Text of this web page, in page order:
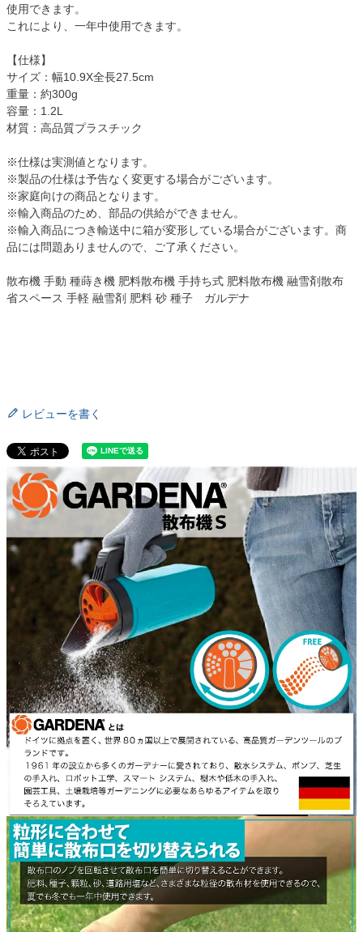
使用できます。
これにより、一年中使用できます。
【仕様】
サイズ：幅10.9X全長27.5cm
重量：約300g
容量：1.2L
材質：高品質プラスチック
※仕様は実測値となります。
※製品の仕様は予告なく変更する場合がございます。
※家庭向けの商品となります。
※輸入商品のため、部品の供給ができません。
※輸入商品につき輸送中に箱が変形している場合がございます。商
品には問題ありませんので、ご了承ください。
散布機 手動 種蒔き機 肥料散布機 手持ち式 肥料散布機 融雪剤散布
省スペース 手軽 融雪剤 肥料 砂 種子 ガルデナ
レビューを書く